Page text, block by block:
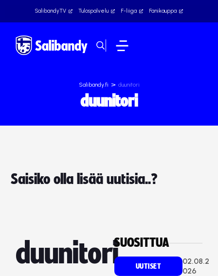
SalibandyTV Tulospalvelu F-liiga Fanikauppa
Salibandy.fi > duunitori
duunitori
Saisiko olla lisää uutisia..?
duunitoriSUOSITTUA
UUTISET
02.08.2
026